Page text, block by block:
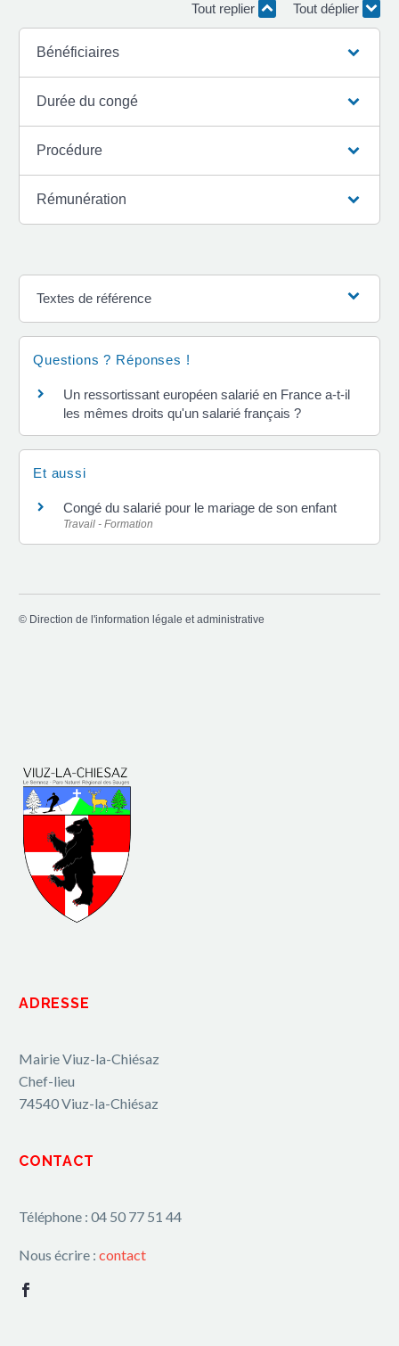
Tout replier Tout déplier
Bénéficiaires
Durée du congé
Procédure
Rémunération
Textes de référence
Questions ? Réponses !
Un ressortissant européen salarié en France a-t-il
les mêmes droits qu'un salarié français ?
Et aussi
Congé du salarié pour le mariage de son enfant
Travail - Formation
© Direction de l'information légale et administrative
ADRESSE
Mairie Viuz-la-Chiésaz
Chef-lieu
74540 Viuz-la-Chiésaz
CONTACT
Téléphone : 04 50 77 51 44
Nous écrire : contact